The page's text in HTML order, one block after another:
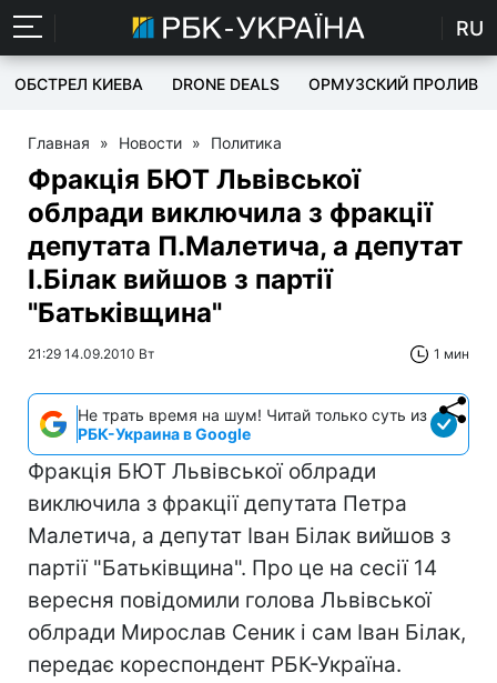
RU
ОБСТРЕЛ КИЕВА DRONE DEALS ОРМУЗСКИЙ ПРОЛИВ
Главная » Новости » Политика
Фракція БЮТ Львівської
облради виключила з фракції
депутата П.Малетича, а депутат
І.Білак вийшов з партії
"Батьківщина"
21:29 14.09.2010 Вт 1 мин
Не трать время на шум! Читай только суть из
РБК-Украина в Google
Фракція БЮТ Львівської облради
виключила з фракції депутата Петра
Малетича, а депутат Іван Білак вийшов з
партії "Батьківщина". Про це на сесії 14
вересня повідомили голова Львівської
облради Мирослав Сеник і сам Іван Білак,
передає кореспондент РБК-Україна.